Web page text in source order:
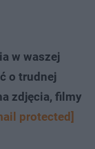
w waszej
o trudnej
zdjęcia, filmy
protected]